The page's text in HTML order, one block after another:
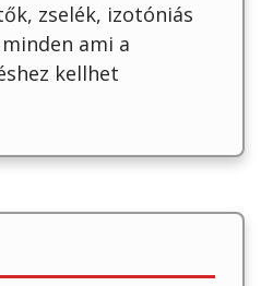
zselék, izotóniás
ami a
kellhet